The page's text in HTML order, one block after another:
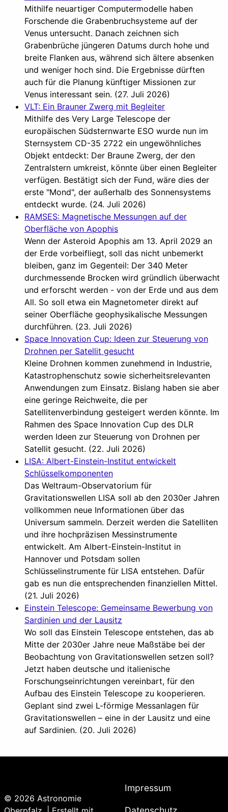
Mithilfe neuartiger Computermodelle haben
Forschende die Grabenbruchsysteme auf der
Venus untersucht. Danach zeichnen sich
Grabenbrüche jüngeren Datums durch hohe und
breite Flanken aus, während sich ältere absenken
und weniger hoch sind. Die Ergebnisse dürften
auch für die Planung künftiger Missionen zur
Venus interessant sein. (27. Juli 2026)
VLT: Ein Brauner Zwerg mit Begleiter
Mithilfe des Very Large Telescope der
europäischen Südsternwarte ESO wurde nun im
Sternsystem CD-35 2722 ein ungewöhnliches
Objekt entdeckt: Der Braune Zwerg, der den
Zentralstern umkreist, könnte über einen Begleiter
verfügen. Bestätigt sich der Fund, wäre dies der
erste "Mond", der außerhalb des Sonnensystems
entdeckt wurde. (24. Juli 2026)
RAMSES: Magnetische Messungen auf der
Oberfläche von Apophis
Wenn der Asteroid Apophis am 13. April 2029 an
der Erde vorbeifliegt, soll das nicht unbemerkt
bleiben, ganz im Gegenteil: Der 340 Meter
durchmessende Brocken wird gründlich überwacht
und erforscht werden - von der Erde und aus dem
All. So soll etwa ein Magnetometer direkt auf
seiner Oberfläche geophysikalische Messungen
durchführen. (23. Juli 2026)
Space Innovation Cup: Ideen zur Steuerung von
Drohnen per Satellit gesucht
Kleine Drohnen kommen zunehmend in Industrie,
Katastrophenschutz sowie sicherheitsrelevanten
Anwendungen zum Einsatz. Bislang haben sie aber
eine geringe Reichweite, die per
Satellitenverbindung gesteigert werden könnte. Im
Rahmen des Space Innovation Cup des DLR
werden Ideen zur Steuerung von Drohnen per
Satellit gesucht. (22. Juli 2026)
LISA: Albert-Einstein-Institut entwickelt
Schlüsselkomponenten
Das Weltraum-Observatorium für
Gravitationswellen LISA soll ab den 2030er Jahren
vollkommen neue Informationen über das
Universum sammeln. Derzeit werden die Satelliten
und ihre hochpräzisen Messinstrumente
entwickelt. Am Albert-Einstein-Institut in
Hannover und Potsdam sollen
Schlüsselinstrumente für LISA entstehen. Dafür
gab es nun die entsprechenden finanziellen Mittel.
(21. Juli 2026)
Einstein Telescope: Gemeinsame Bewerbung von
Sardinien und der Lausitz
Wo soll das Einstein Telescope entstehen, das ab
Mitte der 2030er Jahre neue Maßstäbe bei der
Beobachtung von Gravitationswellen setzen soll?
Jetzt haben deutsche und italienische
Forschungseinrichtungen vereinbart, für den
Aufbau des Einstein Telescope zu kooperieren.
Geplant sind zwei L-förmige Messanlagen für
Gravitationswellen – eine in der Lausitz und eine
auf Sardinien. (20. Juli 2026)
© 2026 Astronomie
Impressum